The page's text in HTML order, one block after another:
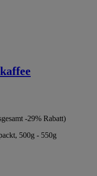
-29% Rabatt)
500g - 550g